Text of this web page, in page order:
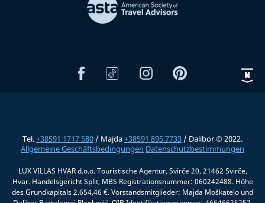
Tel.+38591 1717 580 / Majda+38591 895 7733 / Dalibor © 2022.
Allgemeine Geschäftsbedingungen Datenschutzbestimmungen
LUX VILLAS HVAR d.o.o. Touristische Agentur, Svirče 20, 21462 Svirče,
Hvar. Handelsgericht Split, MBS Registrationsnummer: 060242488. Höhe
des Grundkapitals 2.654,46 €. Vorstandsmitglieder: Majda Moškatelo und